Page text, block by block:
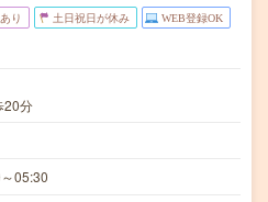
り 土日祝日が休み WEB登録OK
20分
05:30